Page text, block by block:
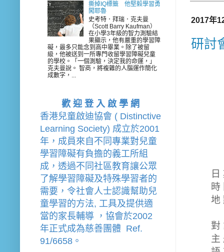
2017年
研討
時
地
對
主
撕掉IQ標籤 他堅毅學習勇
闖耶魯
史考特．拜瑞．克夫曼
（Scott Barry Kaufman）
在小學3年級的智力測驗結
果顯示，他有嚴重的學習障
礙，最多只能念到高中畢業。除了被留
級，他被送到一所專門收留學習障礙兒童
的學校。「一個測驗，決定我的命運，」
克夫曼說。 智商，將複雜的人腦運作簡化
成數字，...
歡 迎 登 入 啟 學 網
香港兒童啟迪協會 ( Distinctive
Learning Society) 成立於2001
年，成員來自不同專業對兒童
學習障礙有負擔的義工所組
成，透過不同社區教育讓公眾
了解學習障礙及特殊學習者的
需要，令社會人士認識幫助兒
童學習的方法, 工具及提供適
當的家長輔導
， 協會於2002
年正式成為慈善團體  Ref.
91/6658。